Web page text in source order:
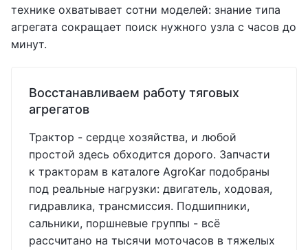
технике охватывает сотни моделей: знание типа
агрегата сокращает поиск нужного узла с часов до
минут.
Восстанавливаем работу тяговых
агрегатов
Трактор - сердце хозяйства, и любой
простой здесь обходится дорого. Запчасти
к тракторам в каталоге AgroKar подобраны
под реальные нагрузки: двигатель, ходовая,
гидравлика, трансмиссия. Подшипники,
сальники, поршневые группы - всё
рассчитано на тысячи моточасов в тяжелых